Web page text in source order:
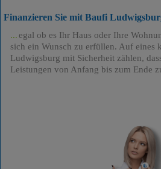
Finanzieren Sie mit Baufi
egal ob es Ihr Haus oder Ihre
sich ein Wunsch zu erfüllen. Auf eines
Ludwigsburg mit Sicherheit zählen,
Leistungen von Anfang bis zum Ende